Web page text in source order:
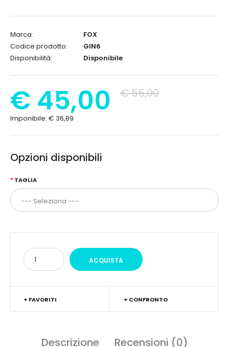
Marca:
FOX
Codice prodotto:
GIN6
Disponibilità:
Disponibile
€ 45,00 € 55,00
Imponibile: € 36,89
Opzioni disponibili
TAGLIA
+ FAVORITI + CONFRONTO
Descrizione Recensioni (0)